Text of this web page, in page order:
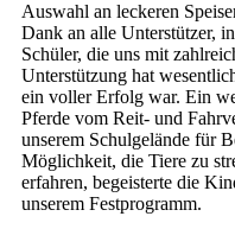
Auswahl an leckeren
Dank an alle Unterstützer,
Schüler, die uns mit
Unterstützung hat
ein voller Erfolg war. Ein
Pferde vom Reit- und
unserem Schulgelände für
Möglichkeit, die Tiere zu
erfahren, begeisterte die
unserem Festprogramm.